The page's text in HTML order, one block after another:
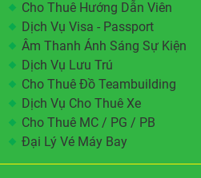
Cho Thuê Hướng Dẫn Viên
Dịch Vụ Visa - Passport
Âm Thanh Ánh Sáng Sự Kiện
Dịch Vụ Lưu Trú
Cho Thuê Đồ Teambuilding
Dịch Vụ Cho Thuê Xe
Cho Thuê MC / PG / PB
Đại Lý Vé Máy Bay